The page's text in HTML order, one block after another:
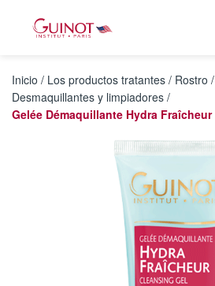
Inicio / Los productos tratantes / Rostro /
Desmaquillantes y limpiadores /
Gelée Démaquillante Hydra Fraîcheur